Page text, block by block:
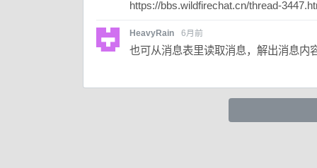
https://bbs.wildfirechat.cn/thread-
HeavyRain 6月前
也可从消息表里读取消息，解出消息内